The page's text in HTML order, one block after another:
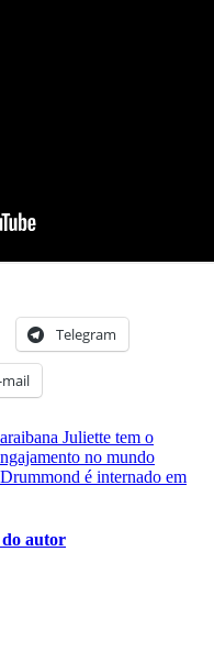
Telegram
mail
Juliette tem o
no mundo
é internado em
autor